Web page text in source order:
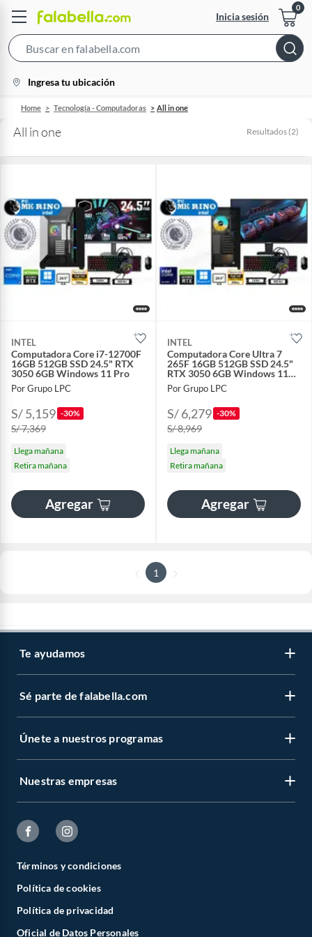
Inicia sesión
Bar
location-
icon
Ingresa tu ubicación
Home Tecnología - Computadoras All in one
All in one Resultados (2)
INTEL
Computadora Core i7-12700F
16GB 512GB SSD 24.5" RTX
3050 6GB Windows 11 Pro
Por Grupo LPC
S/ 5,159 -30%
S/ 7,369
Llega mañana
Retira mañana
Agregar
INTEL
Computadora Core Ultra 7
265F 16GB 512GB SSD 24.5"
RTX 3050 6GB Windows 11
Pro
Por Grupo LPC
S/ 6,279 -30%
S/ 8,969
Llega mañana
Retira mañana
Agregar
1
Te ayudamos
Sé parte de falabella.com
Únete a nuestros programas
Nuestras empresas
Términos y condiciones
Política de cookies
Política de privacidad
Oficial de Datos Personales